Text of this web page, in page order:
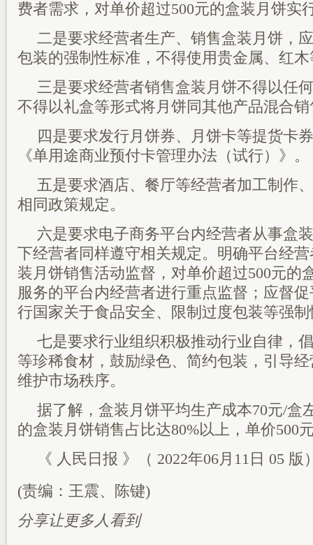
费者需求，对单价超过500元的盒装月饼实
二是要求经营者生产、销售盒装月饼，
包装的强制性标准，不得使用贵金属、红
三是要求经营者销售盒装月饼不得以任
不得以礼盒等形式将月饼同其他产品混合销
四是要求发行月饼券、月饼卡等提货卡
《单用途商业预付卡管理办法（试行）》。
五是要求酒店、餐厅等经营者加工制作
相同政策规定。
六是要求电子商务平台内经营者从事盒
下经营者同样遵守相关规定。明确平台经
装月饼销售活动监督，对单价超过500元的
服务的平台内经营者进行重点监督；应督
行国家关于食品安全、限制过度包装等强
七是要求行业组织积极推动行业自律，
等珍稀食材，鼓励绿色、简约包装，引导
维护市场秩序。
据了解，盒装月饼平均生产成本70元/盒
的盒装月饼销售占比达80%以上，单价500
《 人民日报 》（ 2022年06月11日 05 版
(责编：王震、陈键)
分享让更多人看到